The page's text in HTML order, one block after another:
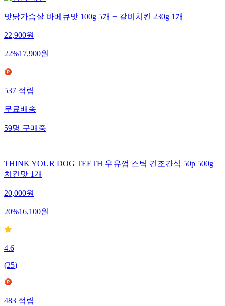
맛닭가슴살 바베큐맛 100g 5개 + 갈비치킨 230g 1개
22,900원
22%17,900원
537 적립
무료배송
59명 구매중
THINK YOUR DOG TEETH 우유껌 스틱 건조간식 50p 500g
치킨맛 1개
20,000원
20%16,100원
4.6
(25)
483적립